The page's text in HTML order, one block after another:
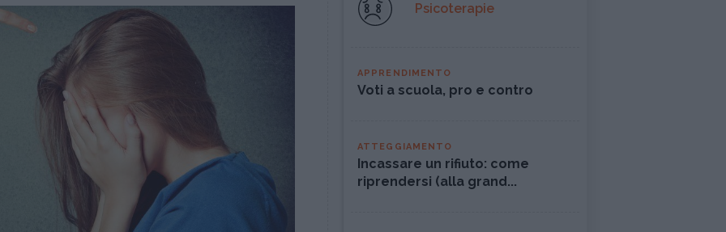
Psicoterapie
APPRENDIMENTO
Voti a scuola, pro e contro
ATTEGGIAMENTO
Incassare un rifiuto: come
riprendersi (alla grand...